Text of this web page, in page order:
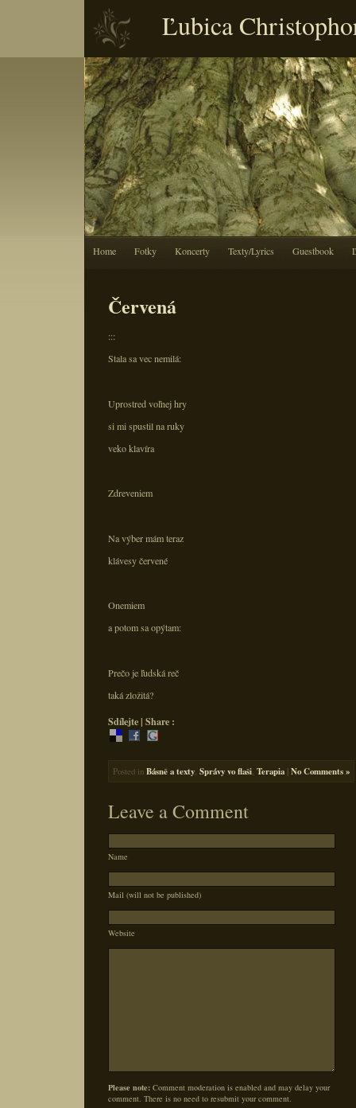
Ľubica
Home Fotky Koncerty Texty/Lyrics Guestbook
Červená
:::
Stala sa vec nemilá:
Uprostred voľnej hry
si mi spustil na ruky
veko klavíra
Zdreveniem
Na výber mám teraz
klávesy červené
Onemiem
a potom sa opýtam:
Prečo je ľudská reč
taká zložitá?
Sdílejte | Share :
Posted in Básně a texty Správy vo flaši Terapia |No Comments »
Leave a Comment
Name
Mail (will not be published)
Website
Please note: Comment moderation is enabled and may delay your
comment. There is no need to resubmit your comment.